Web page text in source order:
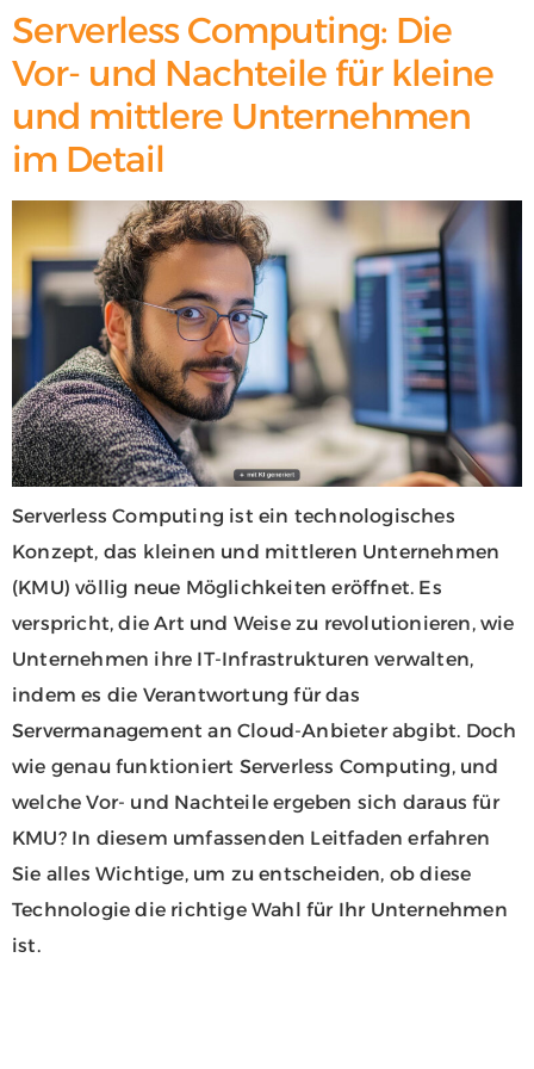
Serverless Computing: Die
Vor- und Nachteile für kleine
und mittlere Unternehmen
im Detail
Serverless Computing ist ein technologisches
Konzept, das kleinen und mittleren Unternehmen
(KMU) völlig neue Möglichkeiten eröffnet. Es
verspricht, die Art und Weise zu revolutionieren, wie
Unternehmen ihre IT-Infrastrukturen verwalten,
indem es die Verantwortung für das
Servermanagement an Cloud-Anbieter abgibt. Doch
wie genau funktioniert Serverless Computing, und
welche Vor- und Nachteile ergeben sich daraus für
KMU? In diesem umfassenden Leitfaden erfahren
Sie alles Wichtige, um zu entscheiden, ob diese
Technologie die richtige Wahl für Ihr Unternehmen
ist.